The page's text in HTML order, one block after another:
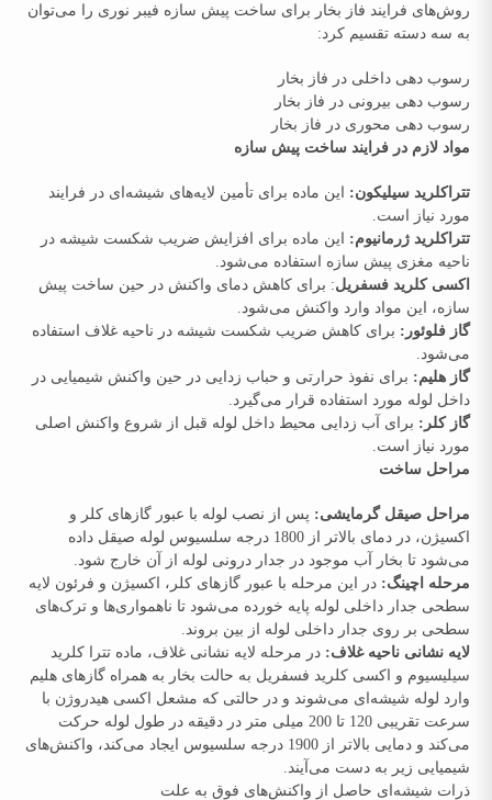
روش‌های فرایند فاز بخار برای ساخت پیش ‌سازه فیبر نوری را می‌توان
به سه دسته تقسیم کرد:
رسوب‌ دهی داخلی در فاز بخار
رسوب‌ دهی بیرونی در فاز بخار
رسوب‌ دهی محوری در فاز بخار
مواد لازم در فرایند ساخت پیش سازه
تتراکلرید سیلیکون: این ماده برای تأمین لایه‌های شیشه‌ای در فرایند
مورد نیاز است.
تتراکلرید ژرمانیوم: این ماده برای افزایش ضریب شکست شیشه در
ناحیه مغزی پیش ‌سازه استفاده می‌شود.
اکسی کلرید فسفریل: برای کاهش دمای واکنش در حین ساخت پیش
‌سازه، این مواد وارد واکنش می‌شود.
گاز فلوئور: برای کاهش ضریب شکست شیشه در ناحیه غلاف استفاده
می‌شود.
گاز هلیم: برای نفوذ حرارتی و حباب‌ زدایی در حین واکنش شیمیایی در
داخل لوله مورد استفاده قرار می‌گیرد.
گاز کلر: برای آب‌ زدایی محیط داخل لوله قبل از شروع واکنش اصلی
مورد نیاز است.
مراحل ساخت
مراحل صیقل گرمایشی: پس از نصب لوله با عبور گازهای کلر و
اکسیژن، در دمای بالاتر از 1800 درجه سلسیوس لوله صیقل داده
می‌شود تا بخار آب موجود در جدار درونی لوله از آن خارج شود.
مرحله اچینگ: در این مرحله با عبور گازهای کلر، اکسیژن و فرئون لایه
سطحی جدار داخلی لوله پایه خورده می‌شود تا ناهمواری‌ها و ترک‌های
سطحی بر روی جدار داخلی لوله از بین بروند.
لایه‌ نشانی ناحیه غلاف: در مرحله لایه‌ نشانی غلاف، ماده تترا کلرید
سیلیسیوم و اکسی کلرید فسفریل به حالت بخار به همراه گازهای هلیم
وارد لوله شیشه‌ای می‌شوند و در حالتی که مشعل اکسی هیدروژن با
سرعت تقریبی 120 تا 200 میلی‌ متر در دقیقه در طول لوله حرکت
می‌کند و دمایی بالاتر از 1900 درجه سلسیوس ایجاد می‌کند، واکنش‌های
شیمیایی زیر به دست می‌آیند.
ذرات شیشه‌ای حاصل از واکنش‌های فوق به علت